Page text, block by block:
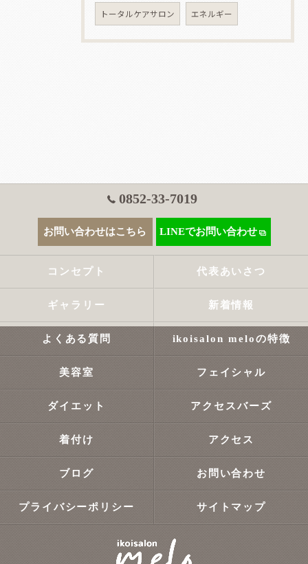
トータルケアサロン エネルギー
0852-33-7019
お問い合わせはこちら LINEでお問い合わせ
コンセプト 代表あいさつ
ギャラリー 新着情報
よくある質問 ikoisalon meloの特徴
美容室 フェイシャル
ダイエット アクセスバーズ
着付け アクセス
ブログ お問い合わせ
プライバシーポリシー サイトマップ